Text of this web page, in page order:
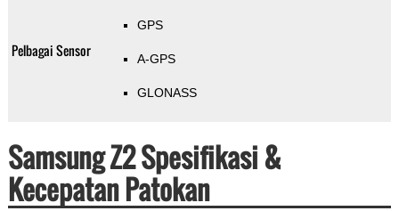
Pelbagai Sensor
GPS
A-GPS
GLONASS
Samsung Z2 Spesifikasi &
Kecepatan Patokan